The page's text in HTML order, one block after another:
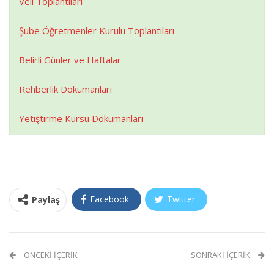
Şube Öğretmenler Kurulu Toplantıları
Belirli Günler ve Haftalar
Rehberlik Dokümanları
Yetiştirme Kursu Dokümanları
Paylaş Facebook Twitter
ÖNCEKI İÇERIK SONRAKI İÇERIK